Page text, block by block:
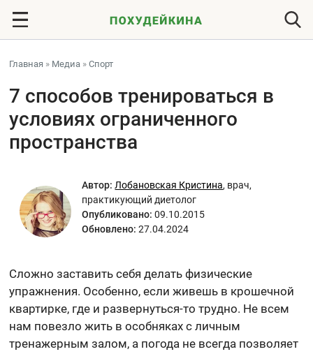
Главная » Медиа »Спорт
7 способов тренироваться в
условиях ограниченного
пространства
Автор: Лобановская Кристина, врач,
практикующий диетолог
Опубликовано: 09.10.2015
Обновлено: 27.04.2024
Сложно заставить себя делать физические
упражнения. Особенно, если живешь в крошечной
квартирке, где и развернуться-то трудно. Не всем
нам повезло жить в особняках с личным
тренажерным залом, а погода не всегда позволяет